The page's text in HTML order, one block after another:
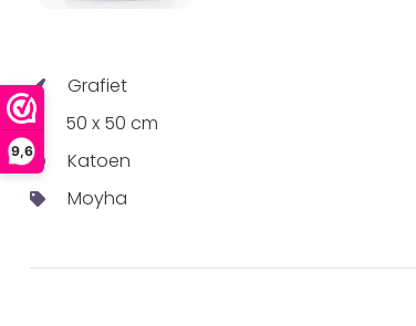
9,6
Grafiet
50 x 50 cm
Katoen
Moyha